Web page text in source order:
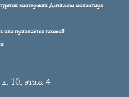
мастерских Данилова монастыря
она признаётся таковой
10, этаж 4